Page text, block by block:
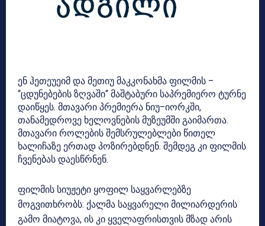
ენ ჰეთეუეიმ და მეთიუ მაკკონახმა ფილმის –
“ცდუნებების ზღვაში“ მაშტაბური საპრემიერო ტურნე
დაიწყეს. მთავარი პრემიერა ნიუ–იორკში,
თანამედროვე ხელოვნების მუზეუმში გაიმართა.
მთავარი როლების შემსრულებლები წითელ
ხალიჩაზე ერთად პოზირებდნენ. შემდეგ კი ფილმის
ჩვენებას დაესწრნენ.
ფილმის სიუჟეტი ყოფილ საყვარლებზე
მოგვითხრობს: ქალმა საყვარელი მილიარდერის
გამო მიატოვა, ის კი ყველაფრისთვის მზად არის